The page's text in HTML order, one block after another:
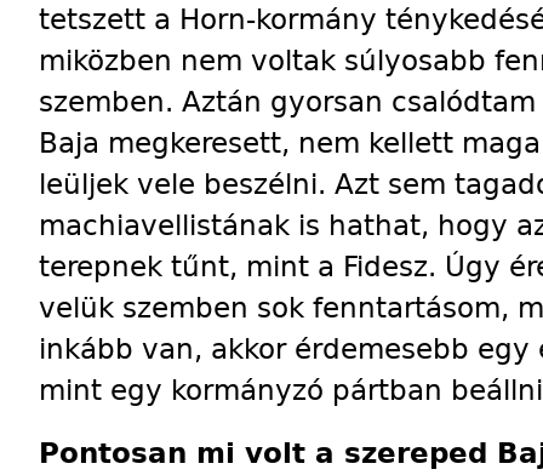
tetszett a Horn-kormány
miközben nem voltak súlyosabb
szemben. Aztán gyorsan
Baja megkeresett, nem kellett
leüljek vele beszélni. Azt sem
machiavellistának is hathat, hogy
terepnek tűnt, mint a Fidesz. Úgy
velük szemben sok fenntartásom,
inkább van, akkor érdemesebb
mint egy kormányzó pártban
Pontosan mi volt a szereped